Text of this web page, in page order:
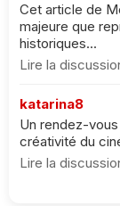
Cet article de
majeure que
historiques...
Lire la
katarina8
Un rendez-
créativité du
Lire la